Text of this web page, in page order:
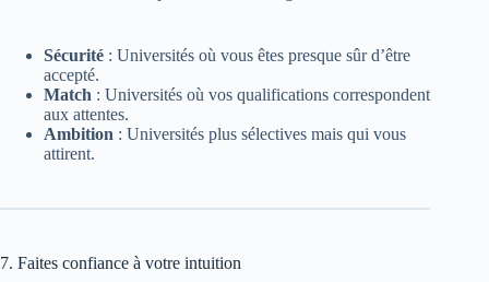
Sécurité : Universités où vous êtes presque sûr d’être
accepté.
Match : Universités où vos qualifications correspondent
aux attentes.
Ambition : Universités plus sélectives mais qui vous
attirent.
7. Faites confiance à votre intuition